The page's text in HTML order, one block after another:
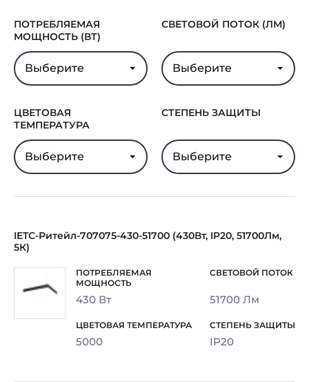
ПОТРЕБЛЯЕМАЯ
МОЩНОСТЬ (ВТ)
Выберите
СВЕТОВОЙ ПОТОК (ЛМ)
Выберите
ЦВЕТОВАЯ
ТЕМПЕРАТУРА
Выберите
СТЕПЕНЬ ЗАЩИТЫ
Выберите
IETC-Ритейл-707075-430-51700 (430Вт, IP20, 51700Лм,
5К)
430 Вт 51700 Лм
5000 IP20